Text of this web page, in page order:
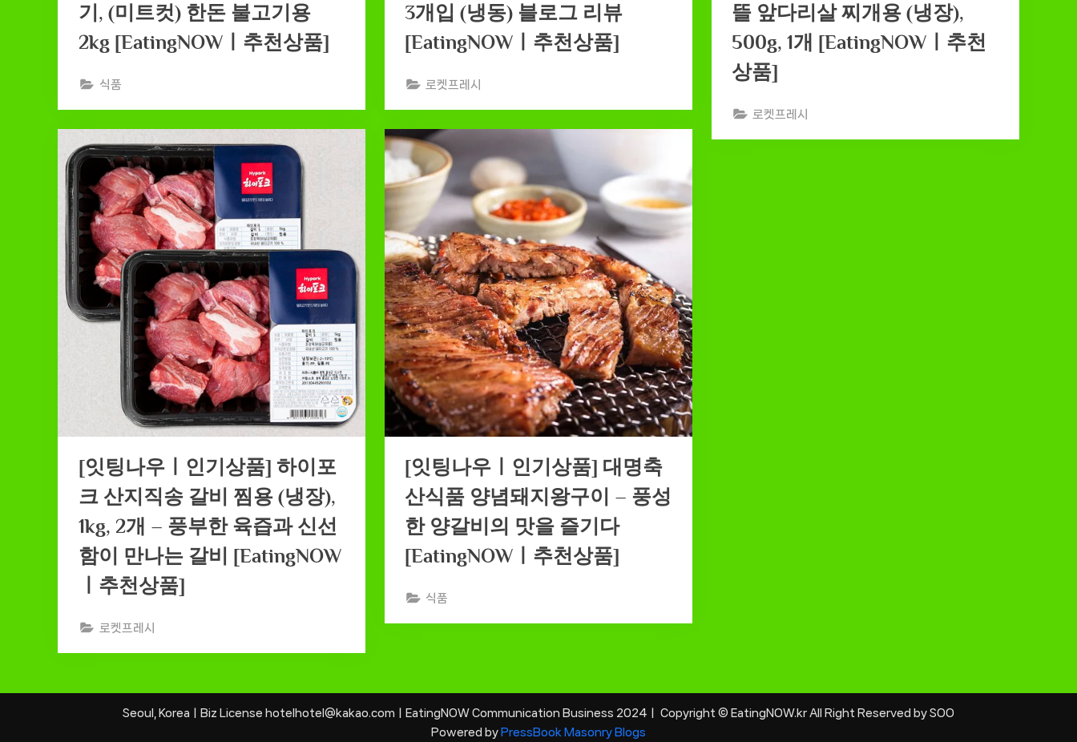
기, (미트컷) 한돈 불고기용
2kg [EatingNOWㅣ추천상품]
식품
3개입 (냉동) 블로그 리뷰
[EatingNOWㅣ추천상품]
로켓프레시
뜰 앞다리살 찌개용 (냉장),
500g, 1개 [EatingNOWㅣ추천
상품]
로켓프레시
[잇팅나우ㅣ인기상품] 하이포
크 산지직송 갈비 찜용 (냉장),
1kg, 2개 – 풍부한 육즙과 신선
함이 만나는 갈비 [EatingNOW
ㅣ추천상품]
로켓프레시
[잇팅나우ㅣ인기상품] 대명축
산식품 양념돼지왕구이 – 풍성
한 양갈비의 맛을 즐기다
[EatingNOWㅣ추천상품]
식품
Seoul, KoreaㅣBiz License hotelhotel@kakao.comㅣEatingNOW Communication Business 2024ㅣ Copyright © EatingNOW.kr All Right Reserved by SOO
Powered by PressBook Masonry Blogs